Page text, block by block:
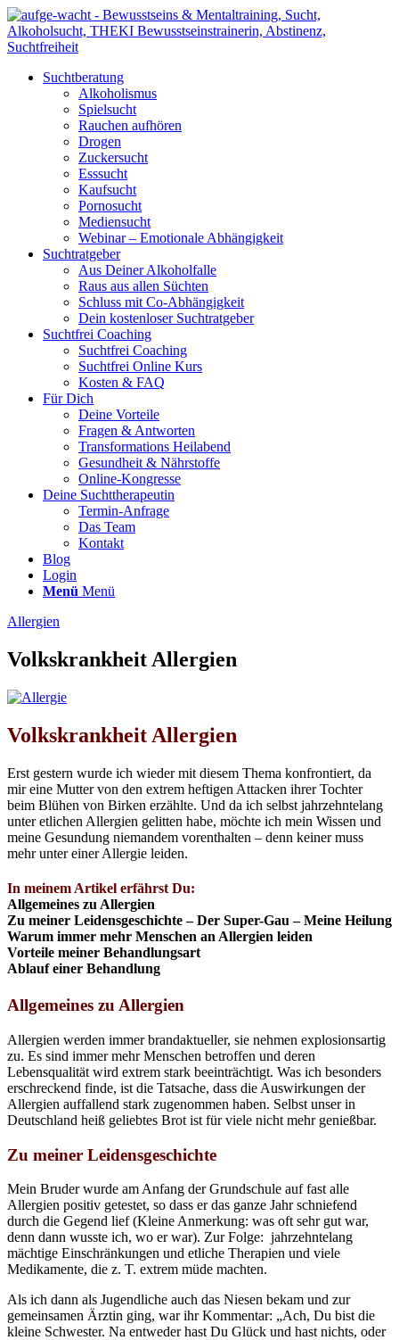
Suchtberatung
Alkoholismus
Spielsucht
Rauchen aufhören
Drogen
Zuckersucht
Esssucht
Kaufsucht
Pornosucht
Mediensucht
Webinar – Emotionale Abhängigkeit
Suchtratgeber
Aus Deiner Alkoholfalle
Raus aus allen Süchten
Schluss mit Co-Abhängigkeit
Dein kostenloser Suchtratgeber
Suchtfrei Coaching
Suchtfrei Coaching
Suchtfrei Online Kurs
Kosten & FAQ
Für Dich
Deine Vorteile
Fragen & Antworten
Transformations Heilabend
Gesundheit & Nährstoffe
Online-Kongresse
Deine Suchttherapeutin
Termin-Anfrage
Das Team
Kontakt
Blog
Login
Menü Menü
Allergien
Volkskrankheit Allergien
Volkskrankheit Allergien
Erst gestern wurde ich wieder mit diesem Thema konfrontiert, da
mir eine Mutter von den extrem heftigen Attacken ihrer Tochter
beim Blühen von Birken erzählte. Und da ich selbst jahrzehntelang
unter etlichen Allergien gelitten habe, möchte ich mein Wissen und
meine Gesundung niemandem vorenthalten – denn keiner muss
mehr unter einer Allergie leiden.
In meinem Artikel erfährst Du:
Allgemeines zu Allergien
Zu meiner Leidensgeschichte – Der Super-Gau – Meine Heilung
Warum immer mehr Menschen an Allergien leiden
Vorteile meiner Behandlungsart
Ablauf einer Behandlung
Allgemeines zu Allergien
Allergien werden immer brandaktueller, sie nehmen explosionsartig
zu. Es sind immer mehr Menschen betroffen und deren
Lebensqualität wird extrem stark beeinträchtigt. Was ich besonders
erschreckend finde, ist die Tatsache, dass die Auswirkungen der
Allergien auffallend stark zugenommen haben. Selbst unser in
Deutschland heiß geliebtes Brot ist für viele nicht mehr genießbar.
Zu meiner Leidensgeschichte
Mein Bruder wurde am Anfang der Grundschule auf fast alle
Allergien positiv getestet, so dass er das ganze Jahr schniefend
durch die Gegend lief (Kleine Anmerkung: was oft sehr gut war,
denn dann wusste ich, wo er war). Zur Folge: jahrzehntelang
mächtige Einschränkungen und etliche Therapien und viele
Medikamente, die z. T. extrem müde machten.
Als ich dann als Jugendliche auch das Niesen bekam und zur
gemeinsamen Ärztin ging, war ihr Kommentar: „Ach, Du bist die
kleine Schwester. Na entweder hast Du Glück und hast nichts, oder